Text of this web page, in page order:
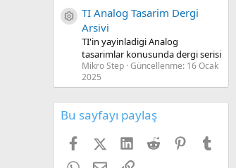
Kaynak ikon/amblem
TI Analog Tasarim Dergi
Arsivi
TI'in yayinladigi Analog
tasarimlar konusunda dergi serisi
Mikro Step Güncellenme: 16 Ocak
2025
Bu sayfayı paylaş
FacebookX (Twitter)
LinkedIn
Reddit Pinterest